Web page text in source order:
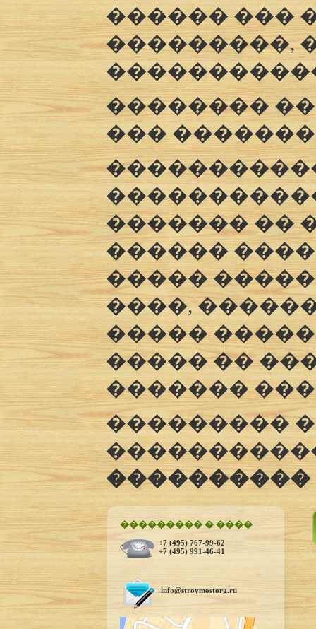
������ ���
���������,
��������
���
������� ��
������
�����
����,
�����
����� ��
�������
���������
����������
��������� � ����
+7 (495) 767-99-62
+7 (495) 991-46-41
info@stroymostorg.ru